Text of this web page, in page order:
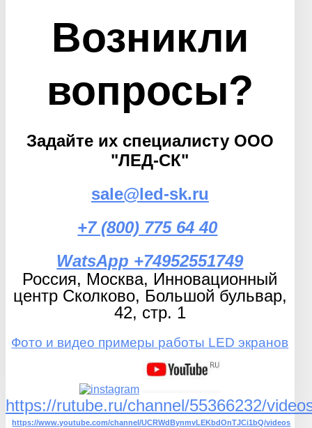
Возникли
вопросы?
Задайте их специалисту ООО
"ЛЕД-СК"
sale@led-sk.ru
+7 (800) 775 64 40
WatsApp +74952551749
Россия, Москва, Инновационный
центр Сколково, Большой бульвар,
42, стр. 1
Фото и видео примеры работы LED экранов
https://rutube.ru/channel/55366232/
https://www.youtube.com/channel/UCRWdBynmvLEKbdOnTJCi1bQ/videos